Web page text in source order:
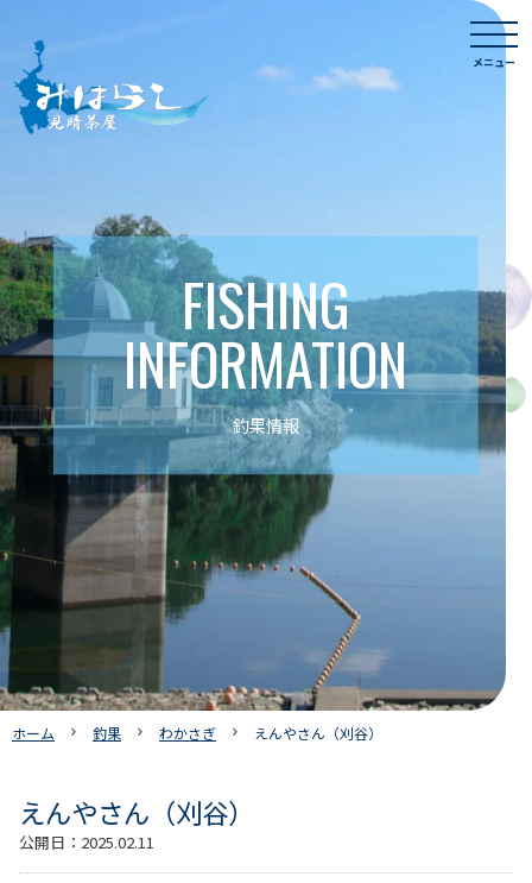
content
メニュー
FISHING
INFORMATION
釣果情報
ホーム 釣果 わかさぎ えんやさん（刈谷）
えんやさん（刈谷）
公開日： 2025.02.11